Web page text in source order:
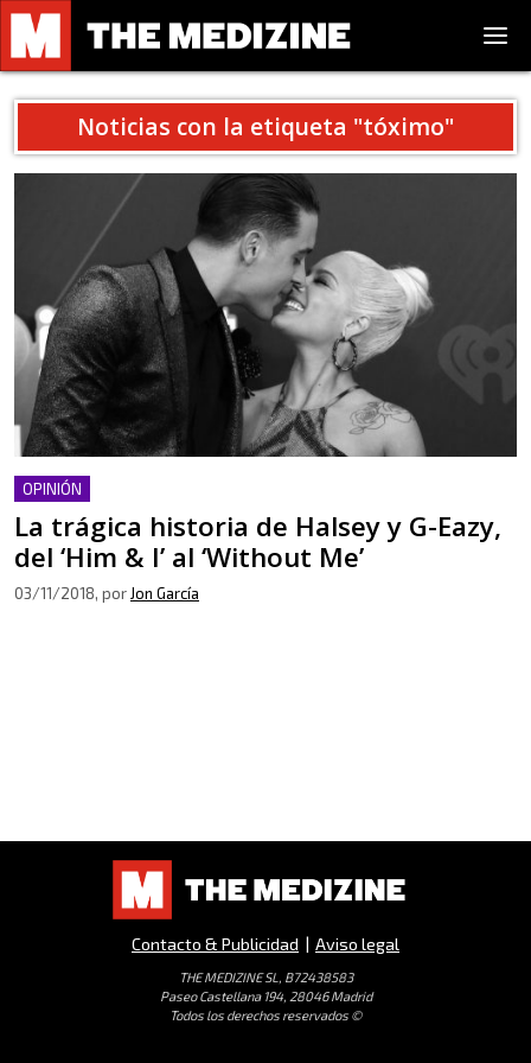
Noticias con la etiqueta "tóximo"
OPINIÓN
La trágica historia de Halsey y G-Eazy,
del ‘Him & I’ al ‘Without Me’
03/11/2018, por Jon García
Contacto & Publicidad | Aviso legal
THE MEDIZINE SL, B72438583
Paseo Castellana 194, 28046 Madrid
Todos los derechos reservados ©